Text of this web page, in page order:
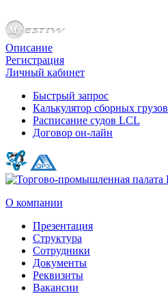
Описание
Регистрация
Личный кабинет
Быстрый запрос
Калькулятор сборных грузов
Расписание судов LCL
Договор он-лайн
О компании
Презентация
Структура
Сотрудники
Документы
Реквизиты
Вакансии